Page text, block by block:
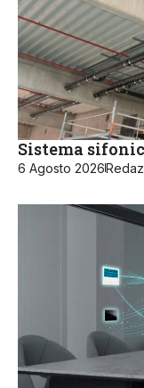
Sistema
6 Agosto 2026